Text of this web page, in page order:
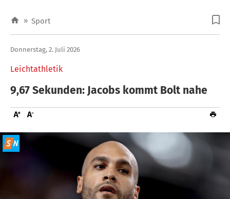
» Sport
Leichtathletik
Donnerstag, 2. Juli 2026
9,67 Sekunden: Jacobs kommt Bolt nahe